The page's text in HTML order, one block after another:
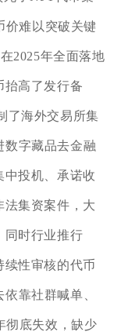
价难以突破关键
2025年全面落地
抬高了发行备
了海外交易所集
数字藏品去金融
投机、承诺收
集资案件，大
同时行业推行
性审核的代币
靠社群喊单、
彻底失效，缺少